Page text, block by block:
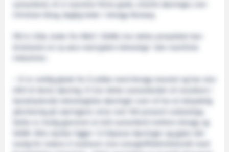
samarbeid, vil vi sammen finne gode, smarte løsninger, sier
Christian Berg, daglig leder i Amogy Norway.
Pål G. Eide, leder for R&D i SEAM, tror dette prosjektet kan
kickstarte en ny æra med grønn teknologi i den maritime
– Vi er veldig glade for å jobbe med Amogy-teamet og har stor
tillit til deres løsning. Vi tror dette samarbeidet vil resultere i
banebrytende teknologiske løsninger som vil ha en betydelig
påvirkning på næringens reise mot 100 prosent nullutslipp.
Dette er mulig gjennom et tett samarbeid mellom Amogy og
SEAM. Våre styrker ligger i å tilpasse løsninger og gjøre det